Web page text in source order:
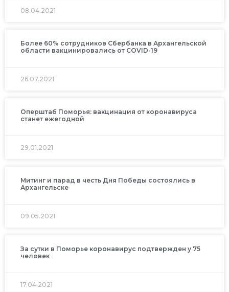
08.04.2021
Более 60% сотрудников Сбербанка в Архангельской
области вакцинировались от COVID-19
26.07.2021
Оперштаб Поморья: вакцинация от коронавируса
станет ежегодной
29.01.2021
Митинг и парад в честь Дня Победы состоялись в
Архангельске
09.05.2021
За сутки в Поморье коронавирус подтвержден у 75
человек
17.04.2021